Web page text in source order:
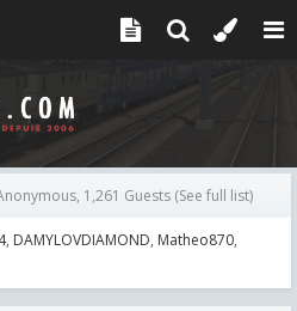
1,261 Guests (See full list)
DAMYLOVDIAMOND Matheo870